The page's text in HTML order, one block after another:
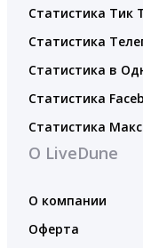
Статистика Тик
Статистика
Статистика в
Статистика
Статистика Макс
О LiveDune
О компании
Оферта